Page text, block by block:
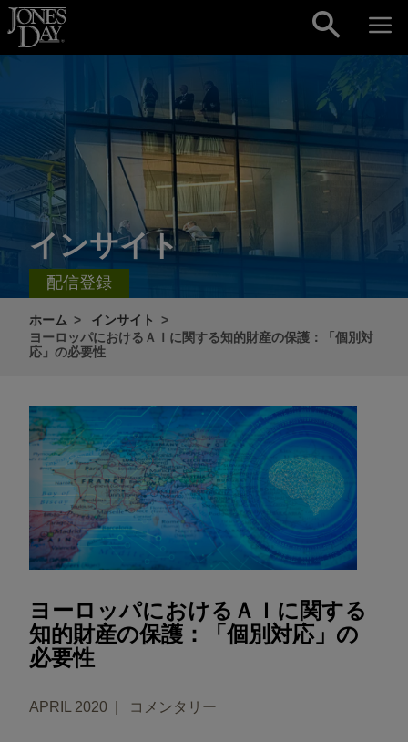
Skip to content
インサイト
配信登録
ホーム
インサイト
ヨーロッパにおけるＡＩに関する知的財産の保護：「個別対
応」の必要性
ヨーロッパにおけるＡＩに関する
知的財産の保護：「個別対応」の
必要性
APRIL 2020 コメンタリー